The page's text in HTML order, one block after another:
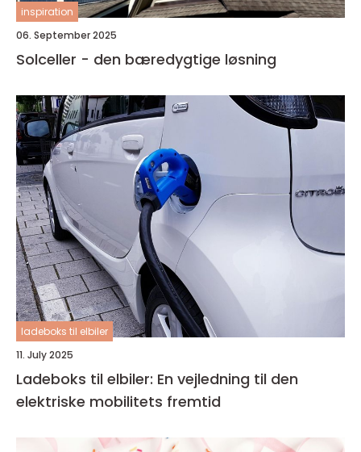
inspiration
06. September 2025
Solceller - den bæredygtige løsning
ladeboks til elbiler
11. July 2025
Ladeboks til elbiler: En vejledning til den
elektriske mobilitets fremtid